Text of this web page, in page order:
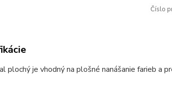
Číslo
plochý je vhodný na plošné nanášanie farieb a